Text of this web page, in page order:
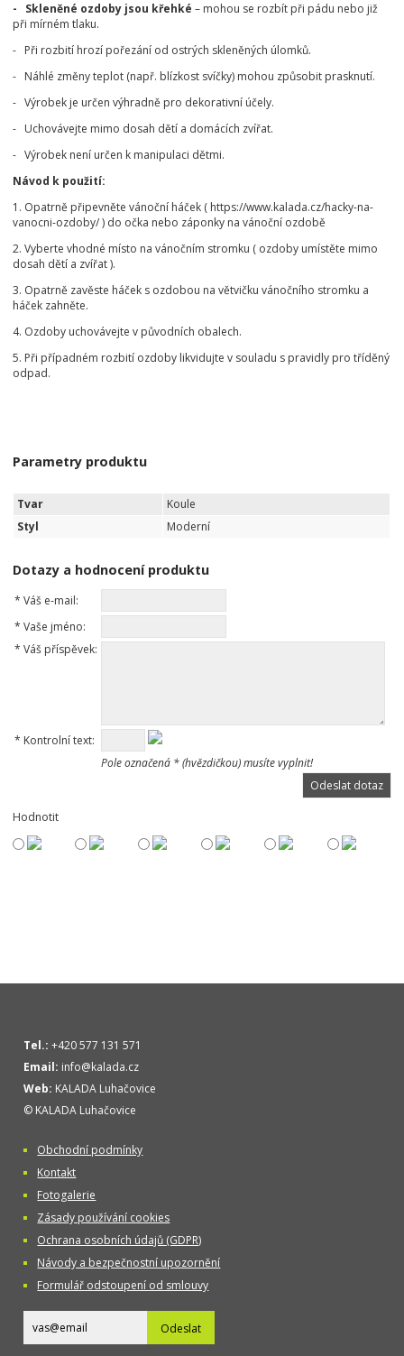
- Skleněné ozdoby jsou křehké – mohou se rozbít při pádu nebo již
při mírném tlaku.
- Při rozbití hrozí pořezání od ostrých skleněných úlomků.
- Náhlé změny teplot (např. blízkost svíčky) mohou způsobit prasknutí.
- Výrobek je určen výhradně pro dekorativní účely.
- Uchovávejte mimo dosah dětí a domácích zvířat.
- Výrobek není určen k manipulaci dětmi.
Návod k použití:
1. Opatrně připevněte vánoční háček ( https://www.kalada.cz/hacky-na-
vanocni-ozdoby/ ) do očka nebo záponky na vánoční ozdobě
2. Vyberte vhodné místo na vánočním stromku ( ozdoby umístěte mimo
dosah dětí a zvířat ).
3. Opatrně zavěste háček s ozdobou na větvičku vánočního stromku a
háček zahněte.
4. Ozdoby uchovávejte v původních obalech.
5. Při případném rozbití ozdoby likvidujte v souladu s pravidly pro tříděný
odpad.
Parametry produktu
Tvar
Koule
Styl
Moderní
Dotazy a hodnocení produktu
* Váš e-mail:
* Vaše jméno:
* Váš příspěvek:
* Kontrolní text:
Pole označená * (hvězdičkou) musíte vyplnit!
Hodnotit
Tel.: +420 577 131 571
Email: info@kalada.cz
Web: KALADA Luhačovice
© KALADA Luhačovice
Obchodní podmínky
Kontakt
Fotogalerie
Zásady používání cookies
Ochrana osobních údajů (GDPR)
Návody a bezpečnostní upozornění
Formulář odstoupení od smlouvy
Odeslat